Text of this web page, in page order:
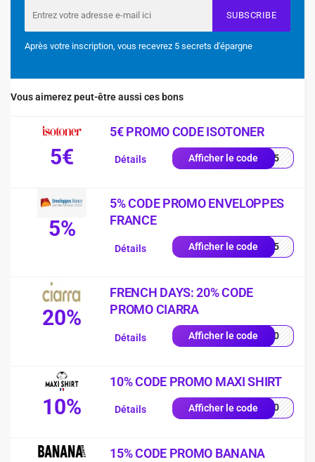
SUBSCRIBE
Après votre inscription, vous recevrez 5 secrets d'épargne
Vous aimerez peut-être aussi ces bons
5€
5€ PROMO CODE ISOTONER
Afficher le code2605
Détails
5%
5% CODE PROMO ENVELOPPES
FRANCE
Afficher le codeRST5
Détails
20%
FRENCH DAYS: 20% CODE
PROMO CIARRA
Afficher le codeFD20
Détails
10%
10% CODE PROMO MAXI SHIRT
Afficher le codeME10
Détails
15% CODE PROMO BANANA